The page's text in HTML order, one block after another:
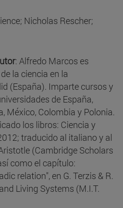
Nicholas Rescher;
: Alfredo Marcos es
la ciencia en la
(España). Imparte cursos y
de España,
México, Colombia y Polonia.
los libros: Ciencia y
traducido al italiano y al
(Cambridge Scholars
como el capítulo:
relation", en G. Terzis & R.
Living Systems (M.I.T.